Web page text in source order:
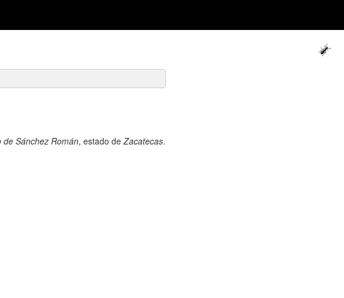
de Sánchez Román, estado de Zacatecas.